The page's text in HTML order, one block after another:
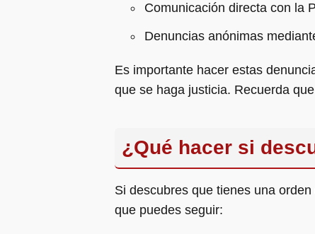
Comunicación directa con la
Denuncias anónimas
Es importante hacer estas
que se haga justicia. Recuerda
¿Qué hacer si
Si descubres que tienes una
que puedes seguir: